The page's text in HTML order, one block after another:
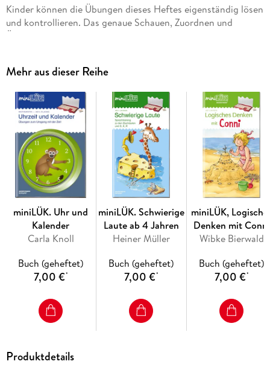
Kinder können die Übungen dieses Heftes eigenständig lösen
und kontrollieren. Das genaue Schauen, Zuordnen und
Überprüfen ermöglicht neben dem
führt zu einer Ergänzung und Weiterentwicklung des aktiven
und passiven Wortschatzes der Kinder.
Zur Bearbeitung dieses Übungsheftes benötigen Sie das
bambinoLÜK-Kontrollgerät.
Mehr aus dieser Reihe
miniLÜK. Uhr und
Kalender
Carla Knoll
Buch (geheftet)
7,00 €*
miniLÜK. Schwierige
Laute ab 4 Jahren
Heiner Müller
Buch (geheftet)
7,00 €*
miniLÜK,
Denken mit Conni
Wibke Bierwald
Buch (geheftet)
7,00 €*
Produktdetails